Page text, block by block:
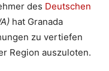
des Deutschen
hat Granada
zu vertiefen
Region auszuloten.